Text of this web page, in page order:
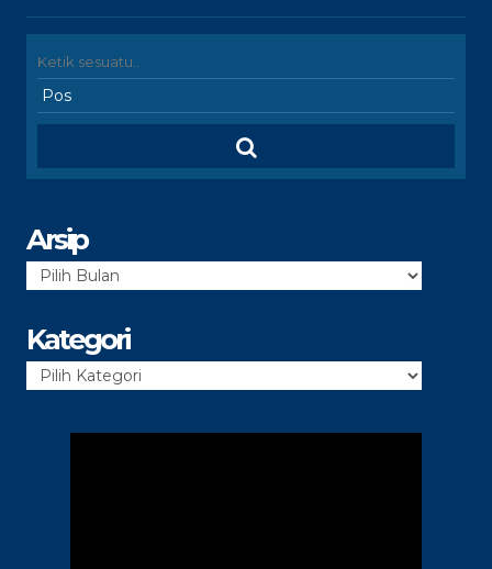
Arsip
Arsip
Kategori
Kategori